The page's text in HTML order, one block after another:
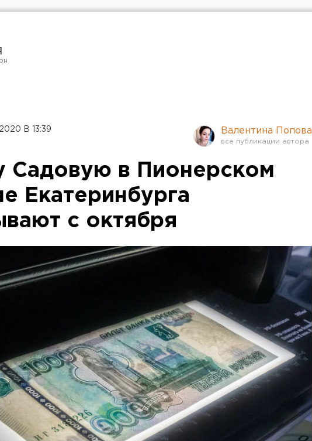
В 13:39 Валентина Попова
Садовую в Пионерском
Екатеринбурга
с октября